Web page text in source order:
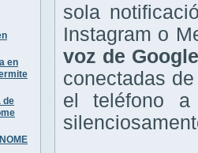
en
de
sola
Instagram o
voz de
conectadas
el teléfono